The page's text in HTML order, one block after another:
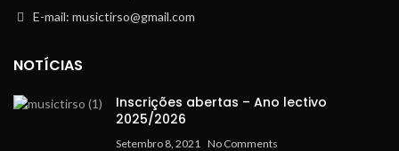
E-mail: musictirso@gmail.com
NOTÍCIAS
Inscrições abertas – Ano lectivo
2025/2026
Setembro 8, 2021 No Comments